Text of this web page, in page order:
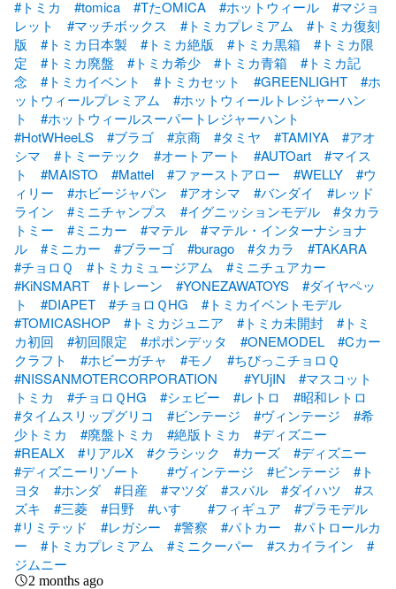
#トミカ
#tomica #TたOMICA #ホットウィール
#マジョ
レット
#マッチボックス #トミカプレミアム
#トミカ復刻
版
#トミカ日本製 #トミカ絶版 #トミカ黒箱
#トミカ限
定
#トミカ廃盤 #トミカ希少 #トミカ青箱
#トミカ記
念
#トミカイベント #トミカセット #GREENLIGHT
#ホ
ットウィールプレミアム
#ホットウィールトレジャーハン
ト
#ホットウィールスーパートレジャーハント
#HotWHeeLS
#ブラゴ #京商 #タミヤ #TAMIYA
#アオ
シマ
#トミーテック #オートアート #AUTOart
#マイス
ト
#MAISTO #Mattel #ファーストアロー #WELLY
#ウ
ィリー
#ホビージャパン #アオシマ #バンダイ
#レッド
ライン
#ミニチャンプス #イグニッションモデル
#タカラ
トミー
#ミニカー #マテル
#マテル・インターナショナ
ル
#ミニカー #ブラーゴ #burago #タカラ
#TAKARA
#チョロＱ
#トミカミュージアム
#ミニチュアカー
#KiNSMART
#トレーン #YONEZAWATOYS
#ダイヤペッ
ト
#DIAPET #チョロＱHG
#トミカイベントモデル
#TOMICASHOP
#トミカジュニア #トミカ未開封
#トミ
カ初回
#初回限定 #ポポンデッタ #ONEMODEL
#Cカー
クラフト
#ホビーガチャ #モノ
#ちびっこチョロＱ
#NISSANMOTERCORPORATION
#YUjIN
#マスコット
トミカ
#チョロＱHG #シェビー #レトロ
#昭和レトロ
#タイムスリップグリコ
#ビンテージ #ヴィンテージ
#希
少トミカ
#廃盤トミカ #絶版トミカ
#ディズニー
#REALX
#リアルX #クラシック #カーズ
#ディズニー
#ディズニーリゾート
#ヴィンテージ #ビンテージ
#ト
ヨタ
#ホンダ #日産 #マツダ #スバル #ダイハツ
#ス
ズキ
#三菱 #日野 #いすゞ #フィギュア
#プラモデル
#リミテッド
#レガシー #警察 #パトカー
#パトロールカ
ー
#トミカプレミアム #ミニクーパー #スカイライン
#
ジムニー
2 months ago